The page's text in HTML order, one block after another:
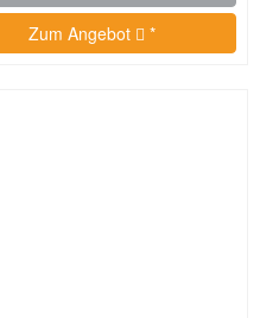
Zum Angebot
*